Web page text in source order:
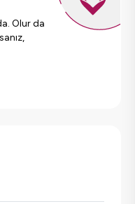
Olur da